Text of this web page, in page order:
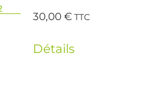
30,00€ TTC
Détails